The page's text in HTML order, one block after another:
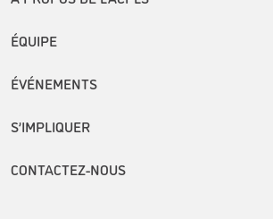
ÉQUIPE
ÉVÉNEMENTS
S’IMPLIQUER
CONTACTEZ-NOUS